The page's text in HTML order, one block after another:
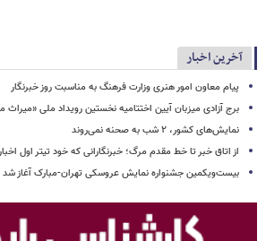
آخرین اخبار
پیام معاون امور هنری وزارت فرهنگ به مناسبت روز خبرنگار
برج آزادی میزبان آیین اختتامیه نخستین رویداد ملی
نمایش‌های کشور، ٢ شب به صحنه نمی‌روند
از اتاق خبر تا خط مقدم مرگ؛ خبرنگارانی که خود تیتر اول
بیست‌ویکمین جشنواره نمایش عروسکی تهران-مبارک آغاز شد